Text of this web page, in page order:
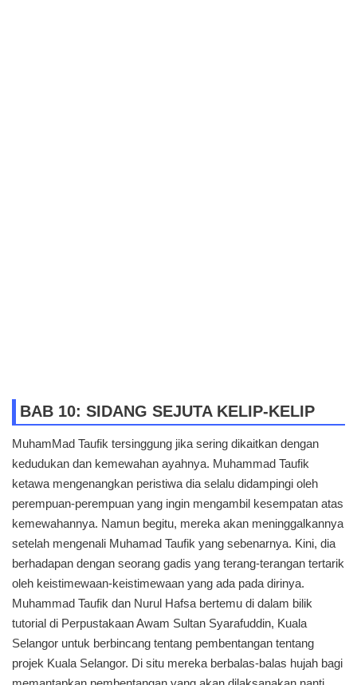
BAB 10: SIDANG SEJUTA KELIP-KELIP
MuhamMad Taufik tersinggung jika sering dikaitkan dengan
kedudukan dan kemewahan ayahnya. Muhammad Taufik
ketawa mengenangkan peristiwa dia selalu didampingi oleh
perempuan-perempuan yang ingin mengambil kesempatan atas
kemewahannya. Namun begitu, mereka akan meninggalkannya
setelah mengenali Muhamad Taufik yang sebenarnya. Kini, dia
berhadapan dengan seorang gadis yang terang-terangan tertarik
oleh keistimewaan-keistimewaan yang ada pada dirinya.
Muhammad Taufik dan Nurul Hafsa bertemu di dalam bilik
tutorial di Perpustakaan Awam Sultan Syarafuddin, Kuala
Selangor untuk berbincang tentang pembentangan tentang
projek Kuala Selangor. Di situ mereka berbalas-balas hujah bagi